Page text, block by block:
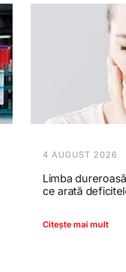
4 AUGUST 2026
Limba
ce arată
Citește mai mult